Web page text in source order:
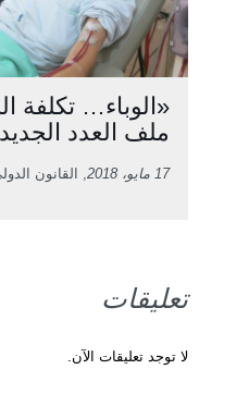
«الوباء… تكلفة
ملف العدد
17 مايو، 2018 , القانون
تعليقات
لا توجد تعليقات الآن.